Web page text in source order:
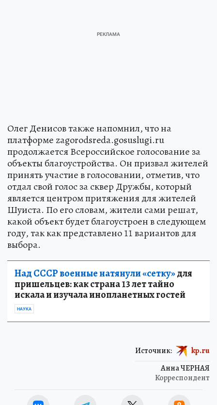
Олег Денисов также напомнил, что на
платформе zagorodsreda.gosuslugi.ru
продолжается Всероссийское голосование за
объекты благоустройства. Он призвал жителей
принять участие в голосовании, отметив, что
отдал свой голос за сквер Дружбы, который
является центром притяжения для жителей
Шуиста. По его словам, жители сами решат,
какой объект будет благоустроен в следующем
году, так как представлено 11 вариантов для
выбора.
Над СССР военные натянули «сетку»для
пришельцев: как страна 13 лет тайно
искала и изучала инопланетных гостей
НАУКА
Анна ЧЕРНАЯ
Корреспондент
Источник: kp.ru